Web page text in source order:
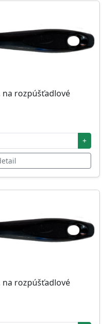
na rozpúšťadlové
+
na rozpúšťadlové